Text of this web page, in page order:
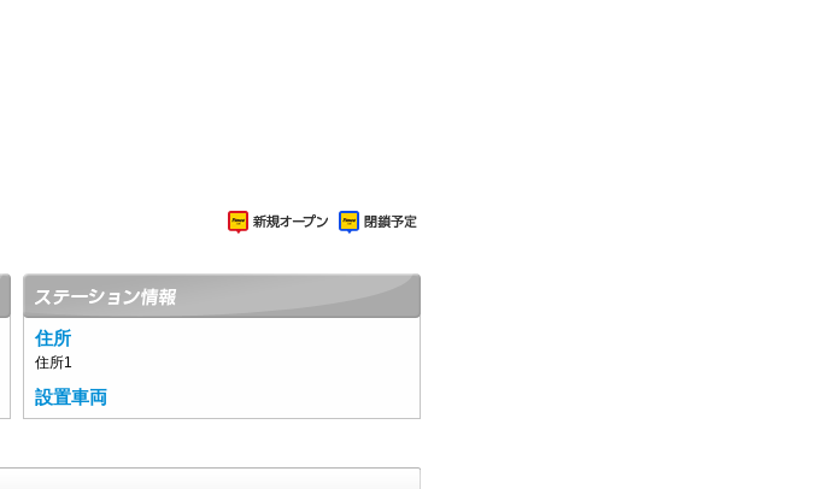
住所
住所1
設置車両